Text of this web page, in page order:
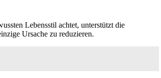
Lebensstil achtet, unterstützt die
Ursache zu reduzieren.